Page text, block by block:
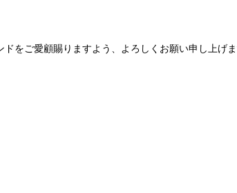
をご愛顧賜りますよう、よろしくお願い申し上げま